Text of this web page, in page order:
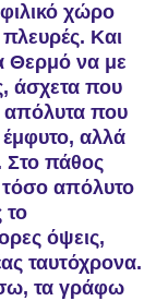
χώρο
Και
Θερμό να με
άσχετα που
απόλυτα που
αλλά
Στο πάθος
τόσο απόλυτο
το
όψεις,
ταυτόχρονα.
τα γράφω